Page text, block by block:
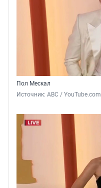
Пол Мескал
Источник: ABC / YouTube.com